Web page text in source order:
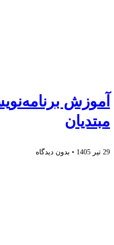
مبتدیان
29 تیر 1405 بدون دیدگاه